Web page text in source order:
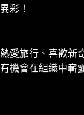
彩！
愛旅行、喜歡
會在組織中